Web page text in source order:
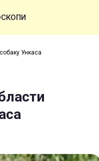
Ункаса